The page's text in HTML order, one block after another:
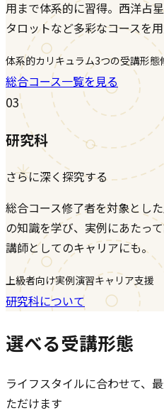
用まで体系的に習得。西洋占
タロットなど多彩なコースを
体系的カリキュラム3つの受講形態
総合コース一覧を見る
03
研究科
さらに深く探究する
総合コース修了者を対象とし
の知識を学び、実例にあたっ
講師としてのキャリアにも。
上級者向け実例演習キャリア支援
研究科について
選べる受講形態
ライフスタイルに合わせて、
ただけます